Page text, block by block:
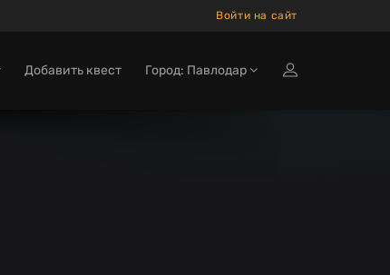
Войти на сайт
Добавить квест Город: Павлодар